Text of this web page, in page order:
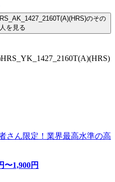
のその
を見る
さん限定！業界最高水準の高
〜1,900円